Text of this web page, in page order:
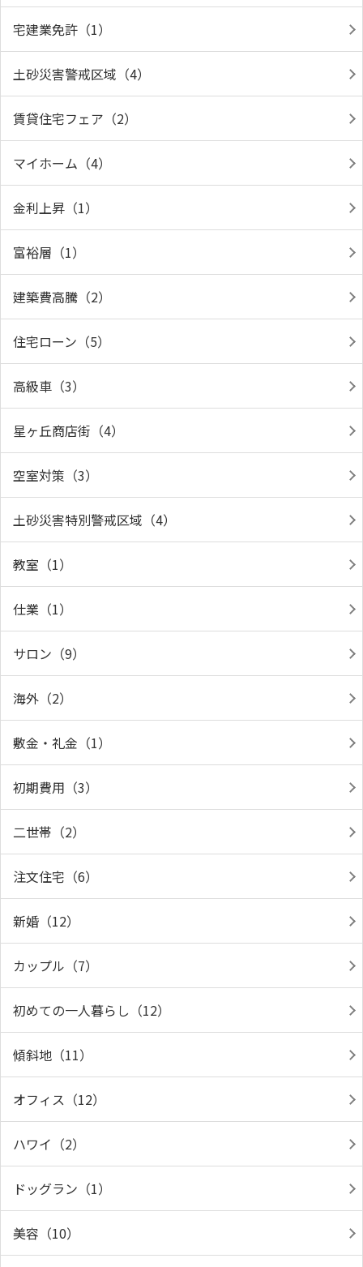
宅建業免許（1）
土砂災害警戒区域（4）
賃貸住宅フェア（2）
マイホーム（4）
金利上昇（1）
富裕層（1）
建築費高騰（2）
住宅ローン（5）
高級車（3）
星ヶ丘商店街（4）
空室対策（3）
土砂災害特別警戒区域（4）
教室（1）
仕業（1）
サロン（9）
海外（2）
敷金・礼金（1）
初期費用（3）
二世帯（2）
注文住宅（6）
新婚（12）
カップル（7）
初めての一人暮らし（12）
傾斜地（11）
オフィス（12）
ハワイ（2）
ドッグラン（1）
美容（10）